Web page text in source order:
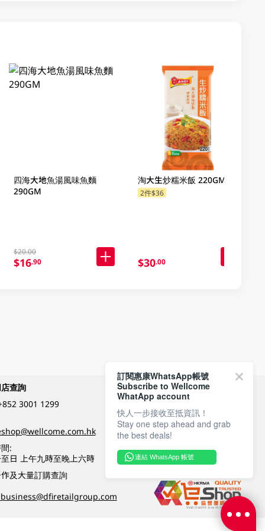
四海大地魚湯風味魚麵
290GM
$20.00
$16.90
淘大生炒糯米飯 220GM
2件$36
$30.00
查詢
3001 1299
:
日 上午九時至晚上六時
及大量訂購查詢
付款方式
關注我們
訂閱惠康WhatsApp帳號
Subscribe to Wellcome
WhatApp account
快人一步接收至抵資訊！
Stay one step ahead and grab
the best deals!
連結 WhatsApp 帳號